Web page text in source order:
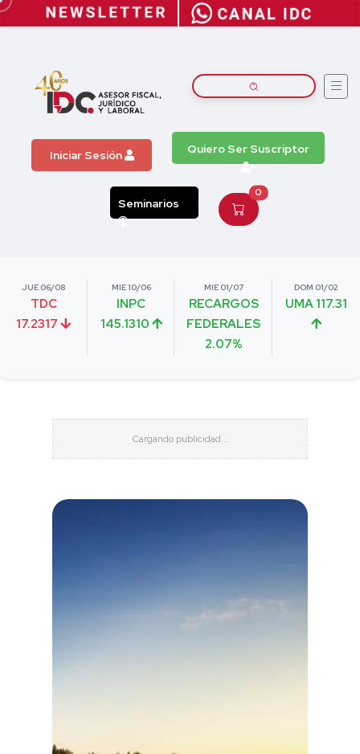
Iniciar Sesión Quiero Ser Suscriptor
Seminarios
0
JUE 06/08
TDC
17.2317
MIE 10/06
INPC
145.1310
MIE 01/07
RECARGOS
FEDERALES
2.07%
DOM 01/02
UMA 117.31